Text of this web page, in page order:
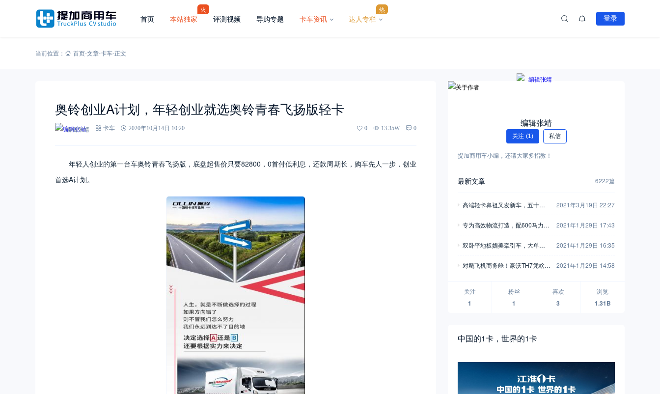
首页 本站独家
火
评测视频 导购专题 卡车资讯 达人专栏
热
登录
当前位置： 首页-文章-卡车-正文
奥铃创业A计划，年轻创业就选奥铃青春飞扬版轻卡
编辑张靖 卡车 2020年10月14日 10:20 0 13.35W 0
年轻人创业的第一台车奥铃青春飞扬版，底盘起售价只要82800，0首付低利息，还款周期长，购车先人一步，创业
首选A计划。
编辑张靖
关注 (1) 私信
提加商用车小编，还请大家多指教！
最新文章 6222篇
高端轻卡鼻祖又发新车，五十铃
别错过
2021年3月19日 22:27
专为高效物流打造，配600马力玉
版牵引车
2021年1月29日 17:43
双卧平地板媲美牵引车，大单桥7
2021年1月29日 16:35
对飚飞机商务舱！豪沃TH7凭啥开
2021年1月29日 14:58
关注
1
粉丝
1
喜欢
3
浏览
1.31B
中国的1卡，世界的1卡